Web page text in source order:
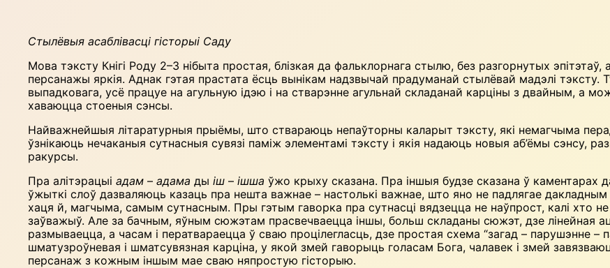
Стылёвыя асаблівасці гісторыі Саду
Мова тэксту Кнігі Роду 2–3 нібыта простая, блізкая да фальклорнага стылю, без разгорнутых
персанажы яркія. Аднак гэтая прастата ёсць вынікам надзвычай прадуманай стылёвай мадэлі тэксту.
выпадковага, усё працуе на агульную ідэю і на стварэнне агульнай складанай карціны з двайным, а
хаваюцца стоеныя сэнсы.
Найважнейшыя літаратурныя прыёмы, што ствараюць непаўторны каларыт тэксту, які немагчыма
ўзнікаюць нечаканыя сутнасныя сувязі паміж элементамі тэксту і якія надаюць новыя аб’ёмы сэнсу,
ракурсы.
Пра алітэрацыі адам – адама ды іш – ішша ўжо крыху сказана. Пра іншыя будзе сказана ў каментарах
ўжыткі слоў дазваляюць казаць пра нешта важнае – настолькі важнае, што яно не падлягае
хаця й, магчыма, самым сутнасным. Пры гэтым гаворка пра сутнасці вядзецца не наўпрост, калі хто
заўважыў. Але за бачным, яўным сюжэтам прасвечваецца іншы, больш складаны сюжэт, дзе лінейная
размываецца, а часам і ператвараецца ў сваю процілегласць, дзе простая схема “загад – парушэнне –
шматузроўневая і шматсувязная карціна, у якой змей гаворыць голасам Бога, чалавек і змей
персанаж з кожным іншым мае сваю няпростую гісторыю.